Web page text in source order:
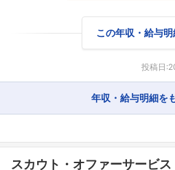
フォローし
この年収・給与
投稿日:
年収・給与明細を
スカウト・オファーサービス